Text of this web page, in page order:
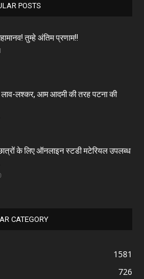
POSTS
तुम्हे अंतिम प्रणाम!!
लाव-लश्कर, आम आदमी की तरह पटना की
के लिए ऑनलाइन स्टडी मटेरियल उपलब्ध
CATEGORY
1581
726